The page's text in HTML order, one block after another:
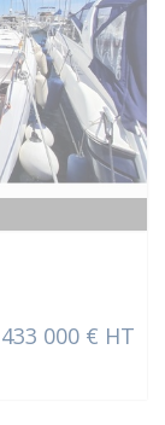
433 000 € HT